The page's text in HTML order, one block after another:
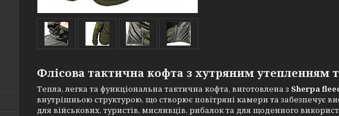
Флісова тактична кофта з хутряним утепленням
Тепла, легка та функціональна тактична кофта, виготовлена з Sherpa
внутрішньою структурою, що створює повітряні камери та забезпечує
для військових, туристів, мисливців, рибалок та для щоденного